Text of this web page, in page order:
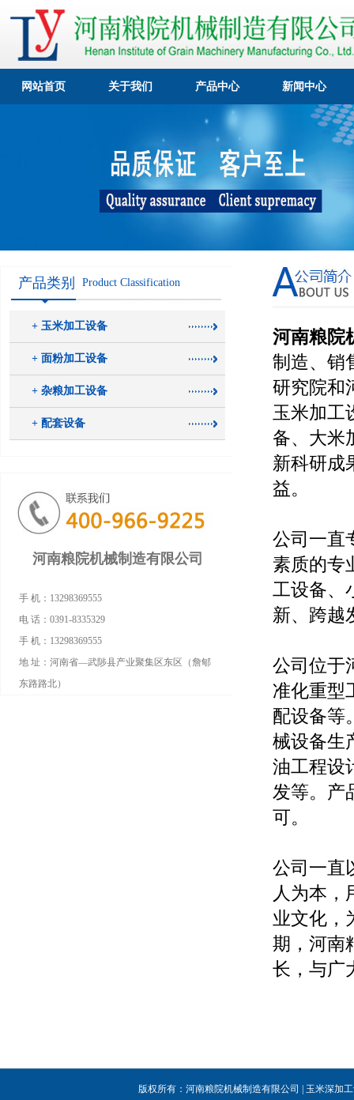
网站首页 关于我们 产品中心 新闻中心
产品类别 Product Classification
+ 玉米加工设备
+ 面粉加工设备
+ 杂粮加工设备
+ 配套设备
河南粮院机械制造有限公司
手 机：13298369555
电 话：0391-8335329
手 机：13298369555
地 址：河南省—武陟县产业聚集区东区（詹郇
东路路北）
河南粮院
制造、销
研究院和
玉米加工
备、大米
新科研成
益。
公司一直
素质的专
工设备、
新、跨越
公司位于
准化重型
配设备等
械设备生
油工程设
发等。产
可。
公司一直
人为本，
业文化，
期，河南
长，与广
版权所有：河南粮院机械制造有限公司 | 玉米深加